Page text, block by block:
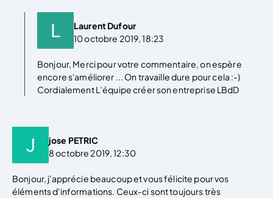
Laurent Dufour
10 octobre 2019, 18:23
Bonjour, Merci pour votre commentaire, on espère
encore s'améliorer ... On travaille dure pour cela :-)
Cordialement L’équipe créer son entreprise LBdD
jose PETRIC
8 octobre 2019, 12:30
Bonjour, j'apprécie beaucoup et vous félicite pour vos
éléments d'informations. Ceux-ci sont toujours très